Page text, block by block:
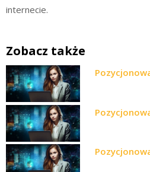
internecie.
Zobacz także